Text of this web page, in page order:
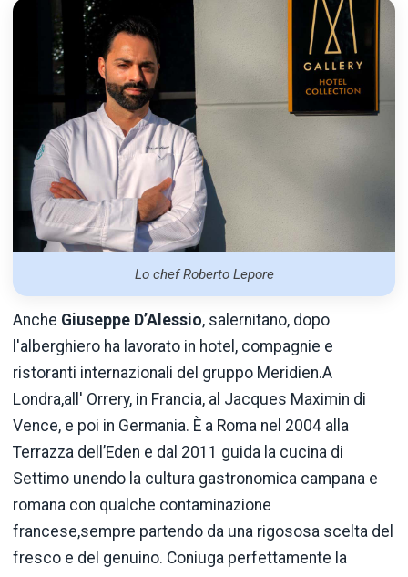
Lo chef Roberto Lepore
Anche Giuseppe D’Alessio, salernitano, dopo
l'alberghiero ha lavorato in hotel, compagnie e
ristoranti internazionali del gruppo Meridien.A
Londra,all' Orrery, in Francia, al Jacques Maximin di
Vence, e poi in Germania. È a Roma nel 2004 alla
Terrazza dell’Eden e dal 2011 guida la cucina di
Settimo unendo la cultura gastronomica campana e
romana con qualche contaminazione
francese,sempre partendo da una rigososa scelta del
fresco e del genuino. Coniuga perfettamente la